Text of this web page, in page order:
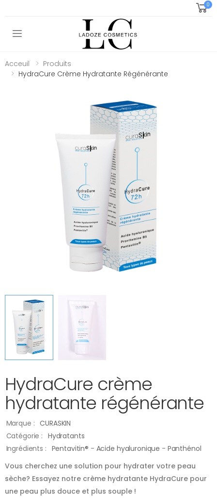
0
Toggle mobile menu
Acceuil
Produits
HydraCure Crème Hydratante Régénérante
HydraCure crème
hydratante régénérante
Marque : CURASKIN
Catégorie : Hydratants
Ingrédients : Pentavitin® - Acide hyaluronique - Panthénol
Vous cherchez une solution pour hydrater votre peau
sèche? Essayez notre crème hydratante HydraCure pour
une peau plus douce et plus souple !